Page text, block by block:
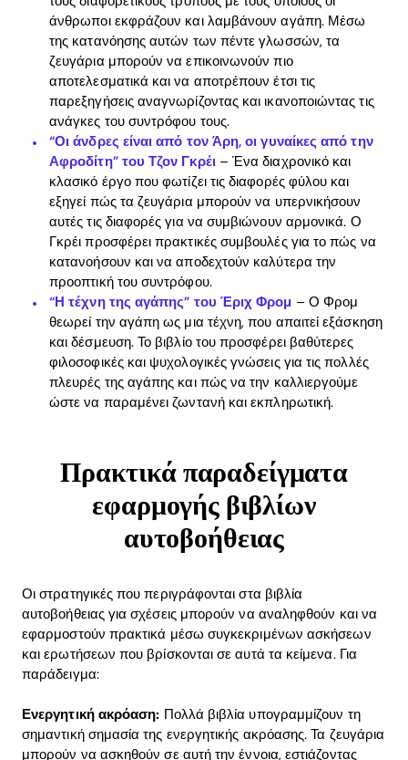
άνθρωποι εκφράζουν και λαμβάνουν αγάπη. Μέσω
της κατανόησης αυτών των πέντε γλωσσών, τα
ζευγάρια μπορούν να επικοινωνούν πιο
αποτελεσματικά και να αποτρέπουν έτσι τις
παρεξηγήσεις αναγνωρίζοντας και ικανοποιώντας τις
ανάγκες του συντρόφου τους.
“Οι άνδρες είναι από τον Άρη, οι γυναίκες από την
Αφροδίτη” του Τζον Γκρέι– Ένα διαχρονικό και
κλασικό έργο που φωτίζει τις διαφορές φύλου και
εξηγεί πώς τα ζευγάρια μπορούν να υπερνικήσουν
αυτές τις διαφορές για να συμβιώνουν αρμονικά. Ο
Γκρέι προσφέρει πρακτικές συμβουλές για το πώς να
κατανοήσουν και να αποδεχτούν καλύτερα την
προοπτική του συντρόφου.
“Η τέχνη της αγάπης” του Έριχ Φρομ – Ο Φρομ
θεωρεί την αγάπη ως μια τέχνη, που απαιτεί εξάσκηση
και δέσμευση. Το βιβλίο του προσφέρει βαθύτερες
φιλοσοφικές και ψυχολογικές γνώσεις για τις πολλές
πλευρές της αγάπης και πώς να την καλλιεργούμε
ώστε να παραμένει ζωντανή και εκπληρωτική.
Πρακτικά παραδείγματα
εφαρμογής βιβλίων
αυτοβοήθειας
Οι στρατηγικές που περιγράφονται στα βιβλία
αυτοβοήθειας για σχέσεις μπορούν να αναληφθούν και να
εφαρμοστούν πρακτικά μέσω συγκεκριμένων ασκήσεων
και ερωτήσεων που βρίσκονται σε αυτά τα κείμενα. Για
παράδειγμα:
Ενεργητική ακρόαση: Πολλά βιβλία υπογραμμίζουν τη
σημαντική σημασία της ενεργητικής ακρόασης. Τα ζευγάρια
μπορούν να ασκηθούν σε αυτή την έννοια, εστιάζοντας